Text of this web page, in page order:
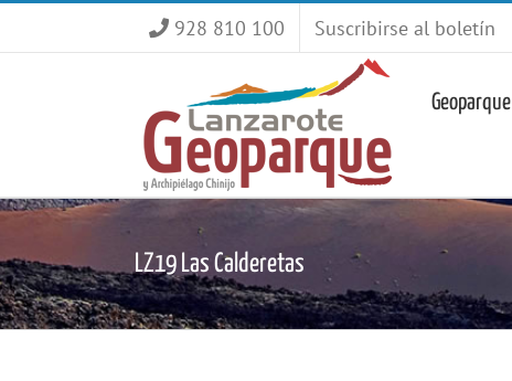
928 810 100 Suscribirse al boletín
Geoparque
LZ19 Las Calderetas